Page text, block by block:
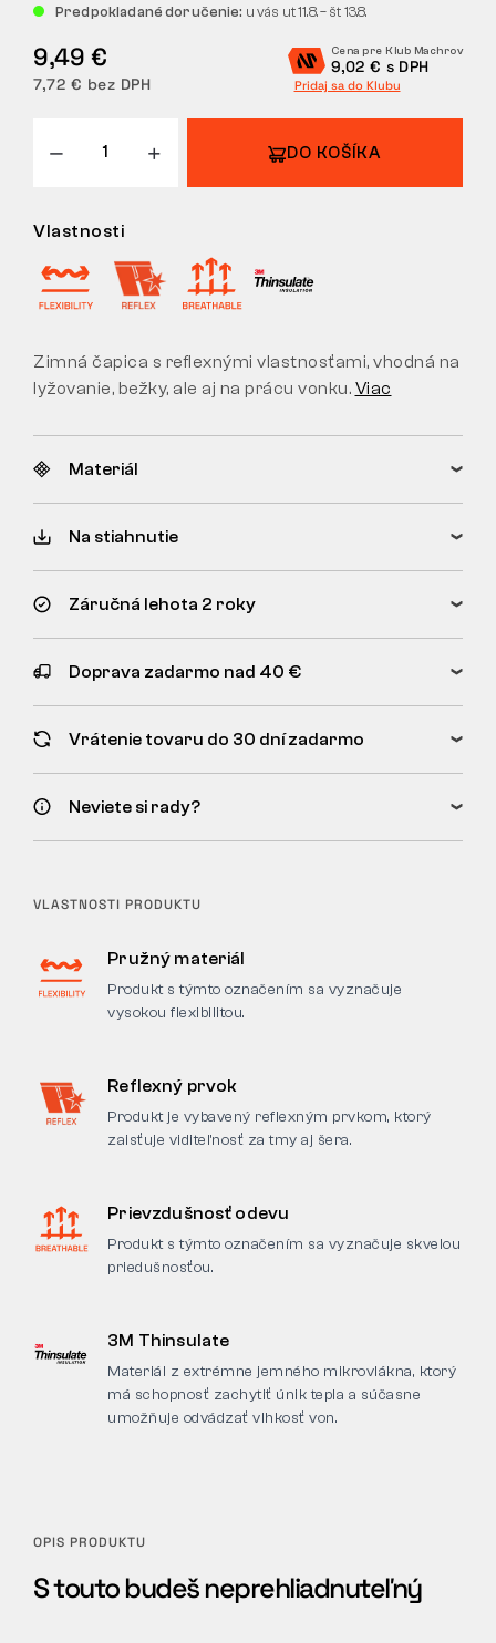
Predpokladané doručenie: u vás ut 11.8. – št 13.8.
9,49 €
7,72 € bez DPH
Cena pre Klub Machrov
9,02 € s DPH
Pridaj sa do Klubu
DO KOŠÍKA
Vlastnosti
Zimná čapica s reflexnými vlastnosťami, vhodná na
lyžovanie, bežky, ale aj na prácu vonku. Viac
Materiál
Na stiahnutie
Záručná lehota 2 roky
Doprava zadarmo nad 40 €
Vrátenie tovaru do 30 dní zadarmo
Neviete si rady?
VLASTNOSTI PRODUKTU
Pružný materiál
Produkt s týmto označením sa vyznačuje
vysokou flexibilitou.
Reflexný prvok
Produkt je vybavený reflexným prvkom, ktorý
zaisťuje viditeľnosť za tmy aj šera.
Prievzdušnosť odevu
Produkt s týmto označením sa vyznačuje skvelou
priedušnosťou.
3M Thinsulate
Materiál z extrémne jemného mikrovlákna, ktorý
má schopnosť zachytiť únik tepla a súčasne
umožňuje odvádzať vlhkosť von.
OPIS PRODUKTU
S touto budeš neprehliadnuteľný